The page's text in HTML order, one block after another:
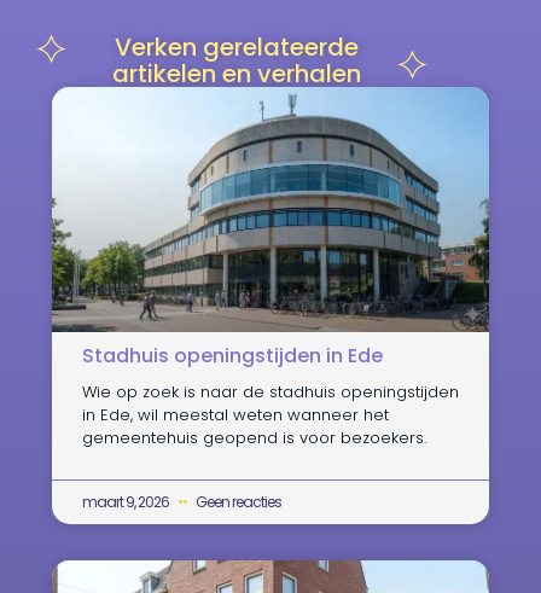
Verken gerelateerde
artikelen en verhalen
Stadhuis openingstijden in Ede
Wie op zoek is naar de stadhuis openingstijden
in Ede, wil meestal weten wanneer het
gemeentehuis geopend is voor bezoekers.
maart 9, 2026 Geen reacties